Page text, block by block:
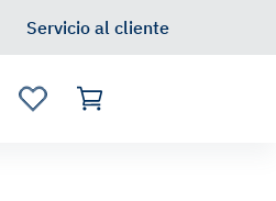
Servicio al cliente